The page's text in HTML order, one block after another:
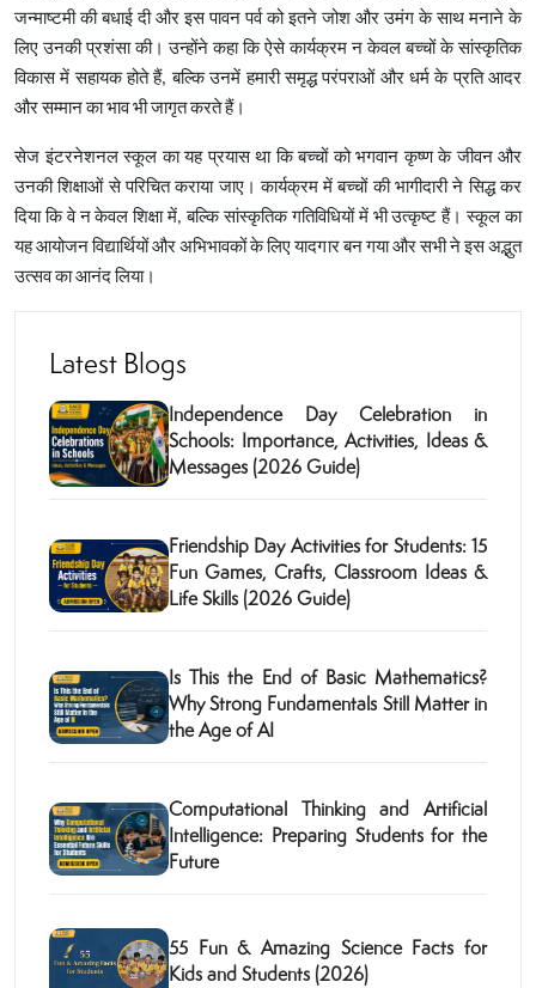
जन्माष्टमी की बधाई दी और इस पावन पर्व को इतने जोश और उमंग के साथ मनाने के
लिए उनकी प्रशंसा की। उन्होंने कहा कि ऐसे कार्यक्रम न केवल बच्चों के सांस्कृतिक
विकास में सहायक होते हैं, बल्कि उनमें हमारी समृद्ध परंपराओं और धर्म के प्रति आदर
और सम्मान का भाव भी जागृत करते हैं।
सेज इंटरनेशनल स्कूल का यह प्रयास था कि बच्चों को भगवान कृष्ण के जीवन और
उनकी शिक्षाओं से परिचित कराया जाए। कार्यक्रम में बच्चों की भागीदारी ने सिद्ध कर
दिया कि वे न केवल शिक्षा में, बल्कि सांस्कृतिक गतिविधियों में भी उत्कृष्ट हैं। स्कूल का
यह आयोजन विद्यार्थियों और अभिभावकों के लिए यादगार बन गया और सभी ने इस अद्भुत
उत्सव का आनंद लिया।
Latest Blogs
Independence Day Celebration in
Schools: Importance, Activities, Ideas &
Messages (2026 Guide)
Friendship Day Activities for Students: 15
Fun Games, Crafts, Classroom Ideas &
Life Skills (2026 Guide)
Is This the End of Basic Mathematics?
Why Strong Fundamentals Still Matter in
the Age of AI
Computational Thinking and Artificial
Intelligence: Preparing Students for the
Future
55 Fun & Amazing Science Facts for
Kids and Students (2026)